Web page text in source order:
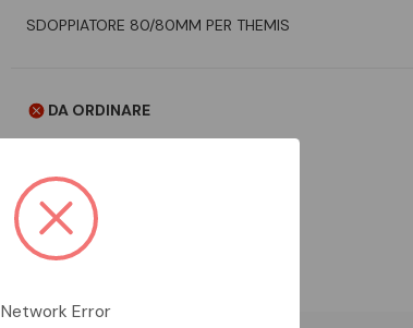
SDOPPIATORE 80/80MM PER THEMIS
DA ORDINARE
Aggiungi alla comparazione
Network Error